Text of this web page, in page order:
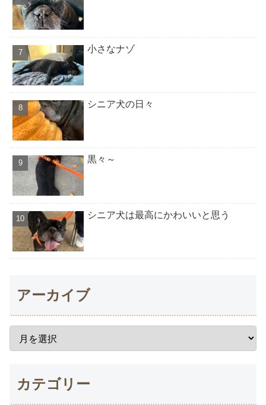
小さなナゾ
シニア犬の日々
黒々～
シニア犬は最高にかわいいと思う
アーカイブ
カテゴリー